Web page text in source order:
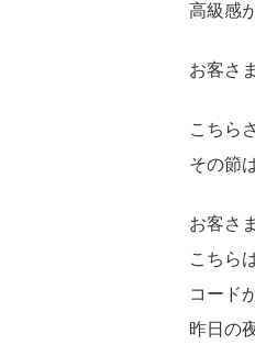
高級感
お客さ
こちら
その節
お客さ
こちら
コード
昨日の